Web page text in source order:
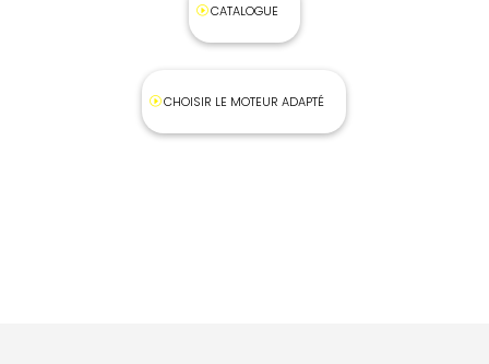
CATALOGUE
CHOISIR LE MOTEUR ADAPTÉ